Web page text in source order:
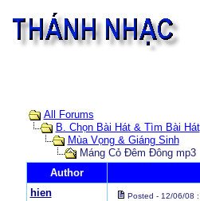
All Forums
B. Chọn Bài Hát & Tìm Bài Hát
Mùa Vọng & Giáng Sinh
Máng Cỏ Đêm Đông mp3
Author
hien
Posted - 12/06/08